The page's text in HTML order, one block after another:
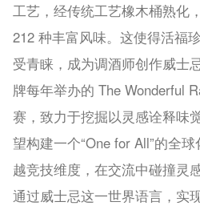
工艺，经传统工艺橡木桶熟化
212 种丰富风味。这使得活福
受青睐，成为调酒师创作威士
牌每年举办的 The Wonderful
赛，致力于挖掘以灵感诠释味
望构建一个“One for All”的全
越竞技维度，在交流中碰撞灵
通过威士忌这一世界语言，实